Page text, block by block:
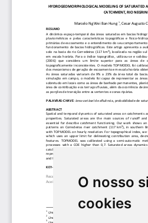
O nosso
cookies